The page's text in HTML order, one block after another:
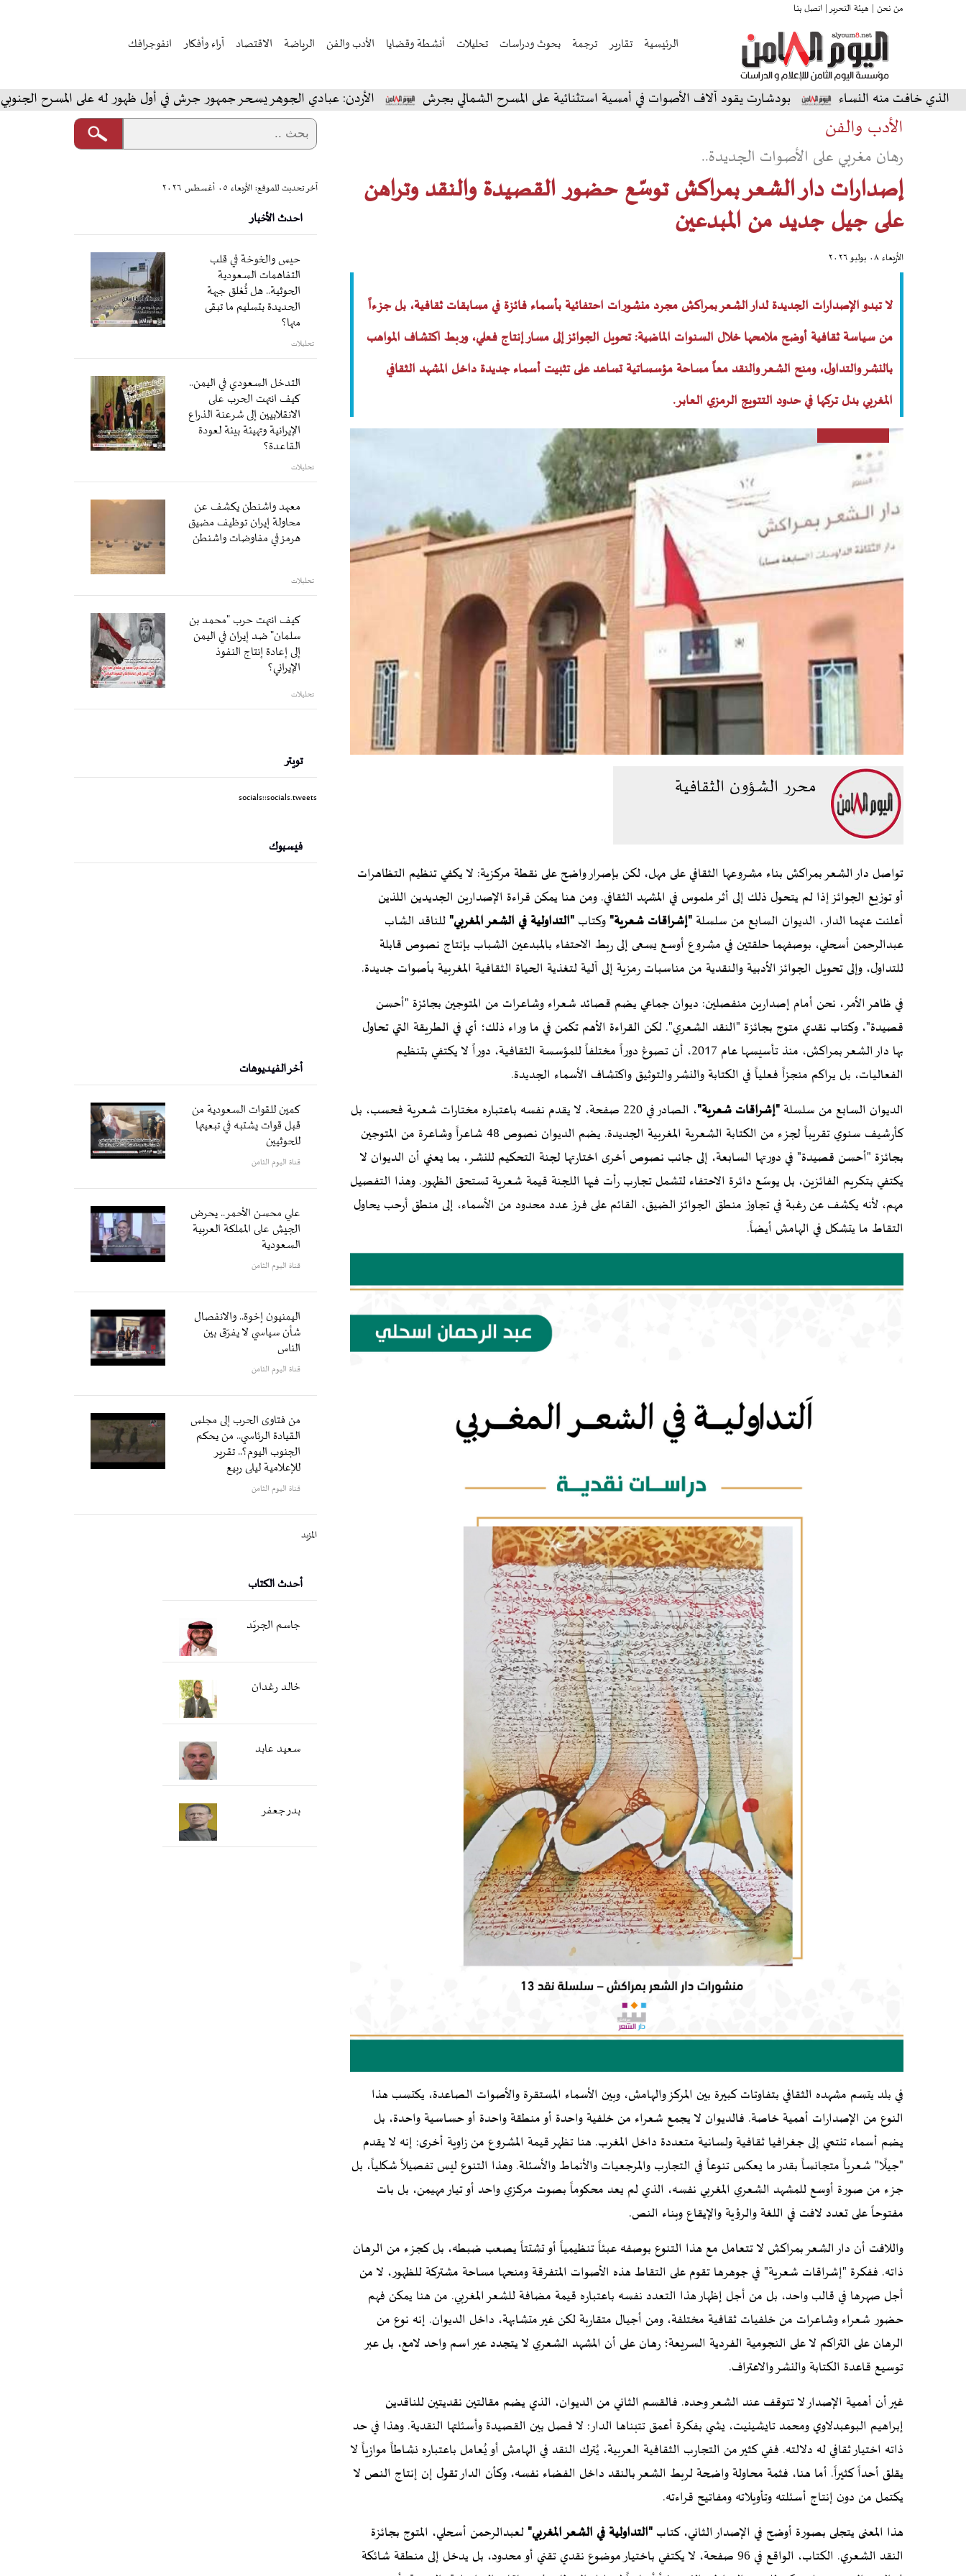
من نحن | هيئة التحرير | اتصل بنا
الرئيسية تقارير ترجمة بحوث ودراسات تحليلات أنشطة وقضايا الأدب والفن الرياضة الاقتصاد آراء وأفكار انفوجرافك
منه النساء بودشارت يقود آلاف الأصوات في أمسية استثنائية على المسرح الشمالي بجرش الأردن: عبادي الجوهر يسحر جمهور جرش في أول ظهور له على المسرح الجنوبي
الأدب والفن
رهان مغربي على الأصوات الجديدة..
إصدارات دار الشعر بمراكش توسّع حضور القصيدة والنقد وتراهن
على جيل جديد من المبدعين
الأربعاء ٠٨ يوليو ٢٠٢٦
لا تبدو الإصدارات الجديدة لدار الشعر بمراكش مجرد منشورات احتفائية بأسماء فائزة في مسابقات ثقافية، بل جزءاً
من سياسة ثقافية أوضح ملامحها خلال السنوات الماضية: تحويل الجوائز إلى مسار إنتاج فعلي، وربط اكتشاف المواهب
بالنشر والتداول، ومنح الشعر والنقد معاً مساحة مؤسساتية تساعد على تثبيت أسماء جديدة داخل المشهد الثقافي
المغربي بدل تركها في حدود التتويج الرمزي العابر.
محرر الشؤون الثقافية
تواصل دار الشعر بمراكش بناء مشروعها الثقافي على مهل، لكن بإصرار واضح على نقطة مركزية: لا يكفي تنظيم التظاهرات
أو توزيع الجوائز إذا لم يتحول ذلك إلى أثر ملموس في المشهد الثقافي. ومن هنا يمكن قراءة الإصدارين الجديدين اللذين
أعلنت عنهما الدار، الديوان السابع من سلسلة "إشراقات شعرية"وكتاب "التداولية في الشعر المغربي"للناقد الشاب
عبدالرحمن أسحلي، بوصفهما حلقتين في مشروع أوسع يسعى إلى ربط الاحتفاء بالمبدعين الشباب بإنتاج نصوص قابلة
للتداول، وإلى تحويل الجوائز الأدبية والنقدية من مناسبات رمزية إلى آلية لتغذية الحياة الثقافية المغربية بأصوات جديدة.
في ظاهر الأمر، نحن أمام إصدارين منفصلين: ديوان جماعي يضم قصائد شعراء وشاعرات من المتوجين بجائزة "أحسن
قصيدة"، وكتاب نقدي متوج بجائزة "النقد الشعري". لكن القراءة الأهم تكمن في ما وراء ذلك؛ أي في الطريقة التي تحاول
بها دار الشعر بمراكش، منذ تأسيسها عام 2017، أن تصوغ دوراً مختلفاً للمؤسسة الثقافية، دوراً لا يكتفي بتنظيم
الفعاليات، بل يراكم منجزاً فعلياً في الكتابة والنشر والتوثيق واكتشاف الأسماء الجديدة.
الديوان السابع من سلسلة "إشراقات شعرية"
، الصادر في 220 صفحة، لا يقدم نفسه باعتباره مختارات شعرية فحسب، بل
كأرشيف سنوي تقريباً لجزء من الكتابة الشعرية المغربية الجديدة. يضم الديوان نصوص 48 شاعراً وشاعرة من المتوجين
بجائزة "أحسن قصيدة" في دورتها السابعة، إلى جانب نصوص أخرى اختارتها لجنة التحكيم للنشر، بما يعني أن الديوان لا
يكتفي بتكريم الفائزين، بل يوسّع دائرة الاحتفاء لتشمل تجارب رأت فيها اللجنة قيمة شعرية تستحق الظهور. وهذا التفصيل
مهم، لأنه يكشف عن رغبة في تجاوز منطق الجوائز الضيق، القائم على فرز عدد محدود من الأسماء، إلى منطق أرحب يحاول
التقاط ما يتشكل في الهامش أيضاً.
في بلد يتسم مشهده الثقافي بتفاوتات كبيرة بين المركز والهامش، وبين الأسماء المستقرة والأصوات الصاعدة، يكتسب هذا
النوع من الإصدارات أهمية خاصة. فالديوان لا يجمع شعراء من خلفية واحدة أو منطقة واحدة أو حساسية واحدة، بل
يضم أسماء تنتمي إلى جغرافيا ثقافية ولسانية متعددة داخل المغرب. هنا تظهر قيمة المشروع من زاوية أخرى: إنه لا يقدم
"جيلًا" شعرياً متجانساً بقدر ما يعكس تنوعاً في التجارب والمرجعيات والأنماط والأسئلة. وهذا التنوع ليس تفصيلاً شكلياً، بل
جزء من صورة أوسع للمشهد الشعري المغربي نفسه، الذي لم يعد محكوماً بصوت مركزي واحد أو تيار مهيمن، بل بات
مفتوحاً على تعدد لافت في اللغة والرؤية والإيقاع وبناء النص.
واللافت أن دار الشعر بمراكش لا تتعامل مع هذا التنوع بوصفه عبئاً تنظيمياً أو تشتتاً يصعب ضبطه، بل كجزء من الرهان
ذاته. ففكرة "إشراقات شعرية" في جوهرها تقوم على التقاط هذه الأصوات المتفرقة ومنحها مساحة مشتركة للظهور، لا من
أجل صهرها في قالب واحد، بل من أجل إظهار هذا التعدد نفسه باعتباره قيمة مضافة للشعر المغربي. من هنا يمكن فهم
حضور شعراء وشاعرات من خلفيات ثقافية مختلفة، ومن أجيال متقاربة لكن غير متشابهة، داخل الديوان. إنه نوع من
الرهان على التراكم لا على النجومية الفردية السريعة؛ رهان على أن المشهد الشعري لا يتجدد عبر اسم واحد لامع، بل عبر
توسيع قاعدة الكتابة والنشر والاعتراف.
غير أن أهمية الإصدار لا تتوقف عند الشعر وحده. فالقسم الثاني من الديوان، الذي يضم مقالتين نقديتين للناقدين
إبراهيم البوعبدلاوي ومحمد تايشينيت، يشي بفكرة أعمق تتبناها الدار: لا فصل بين القصيدة وأسئلتها النقدية. وهذا في حد
ذاته اختيار ثقافي له دلالته. ففي كثير من التجارب الثقافية العربية، يُترك النقد في الهامش أو يُعامل باعتباره نشاطاً موازياً لا
يقلق أحداً كثيراً. أما هنا، فثمة محاولة واضحة لربط الشعر بالنقد داخل الفضاء نفسه، وكأن الدار تقول إن إنتاج النص لا
يكتمل من دون إنتاج أسئلته وتأويلاته ومفاتيح قراءته.
هذا المعنى يتجلى بصورة أوضح في الإصدار الثاني، كتاب "التداولية في الشعر المغربي"لعبدالرحمن أسحلي، المتوج بجائزة
النقد الشعري. الكتاب، الواقع في 96 صفحة، لا يكتفي باختيار موضوع نقدي تقني أو محدود، بل يدخل إلى منطقة شائكة
آخر تحديث للموقع: الأربعاء ٠٥ أغسطس ٢٠٢٦
احدث الأخبار
حيس والخوخة في قلب
التفاهمات السعودية
الحوثية.. هل تُغلق جبهة
الحديدة بتسليم ما تبقى
منها؟
تحليلات
التدخل السعودي في اليمن..
كيف انتهت الحرب على
الانقلابيين إلى شرعنة الذراع
الإيرانية وتهيئة بيئة لعودة
القاعدة؟
تحليلات
معهد واشنطن يكشف عن
محاولة إيران توظيف مضيق
هرمز في مفاوضات واشنطن
تحليلات
كيف انتهت حرب "محمد بن
سلمان" ضد إيران في اليمن
إلى إعادة إنتاج النفوذ
الإيراني؟
تحليلات
تويتر
socials::socials.tweets
فيسبوك
أخر الفيديوهات
كمين للقوات السعودية من
قبل قوات يشتبه في تبعيتها
للحوثيين
قناة اليوم الثامن
علي محسن الأحمر.. يحرض
الجيش على المملكة العربية
السعودية
قناة اليوم الثامن
اليمنيون إخوة.. والانفصال
شأن سياسي لا يفرّق بين
الناس
قناة اليوم الثامن
من فتاوى الحرب إلى مجلس
القيادة الرئاسي.. من يحكم
الجنوب اليوم؟.. تقرير
للإعلامية ليلى ربيع
قناة اليوم الثامن
المزيد
أحدث الكتاب
جاسم الجريّد
خالد رغدان
سعید عابد
بدر جعفر